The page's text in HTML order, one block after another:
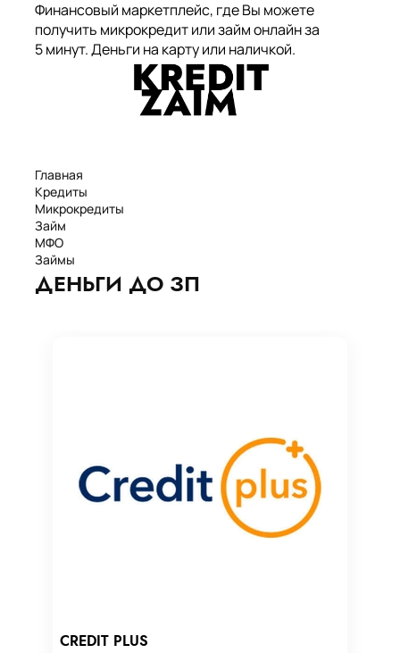
Финансовый маркетплейс, где Вы можете
получить микрокредит или займ онлайн за
5 минут. Деньги на карту или наличкой.
Главная
Кредиты
Микрокредиты
Займ
МФО
Займы
Статьи
Рейтинг
ДЕНЬГИ ДО ЗП
CREDIT PLUS